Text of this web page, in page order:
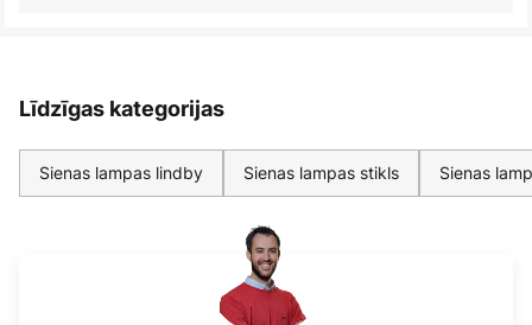
Līdzīgas kategorijas
Sienas lampas lindby Sienas lampas stikls Sienas